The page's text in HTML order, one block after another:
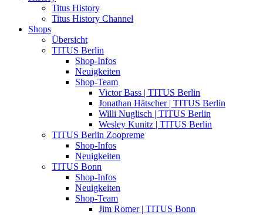
Titus History
Titus History Channel
Shops
Übersicht
TITUS Berlin
Shop-Infos
Neuigkeiten
Shop-Team
Victor Bass | TITUS Berlin
Jonathan Hätscher | TITUS Berlin
Willi Nuglisch | TITUS Berlin
Wesley Kunitz | TITUS Berlin
TITUS Berlin Zoopreme
Shop-Infos
Neuigkeiten
TITUS Bonn
Shop-Infos
Neuigkeiten
Shop-Team
Jim Romer | TITUS Bonn